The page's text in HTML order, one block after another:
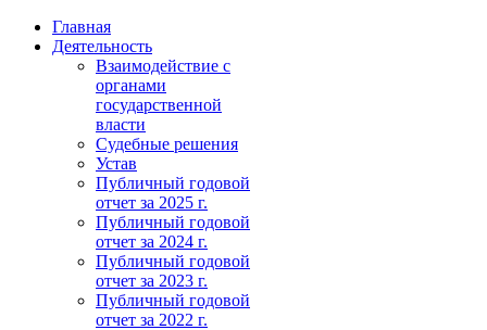
Главная
Деятельность
Взаимодействие с
органами
государственной
власти
Судебные решения
Устав
Публичный годовой
отчет за 2025 г.
Публичный годовой
отчет за 2024 г.
Публичный годовой
отчет за 2023 г.
Публичный годовой
отчет за 2022 г.